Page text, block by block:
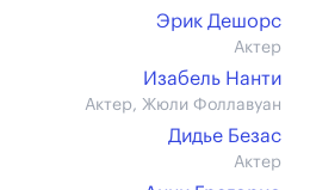
Эрик Дешорс
Актер
Изабель Нанти
Актер, Жюли Фоллавуан
Дидье Безас
Актер